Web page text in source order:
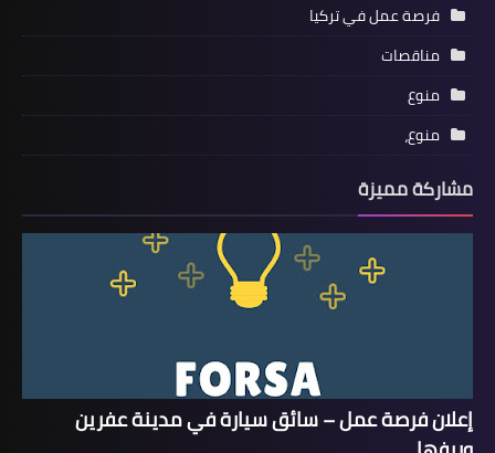
فرصة عمل في تركيا
مناقصات
منوع
منوع،
مشاركة مميزة
إعلان فرصة عمل – سائق سيارة في مدينة عفرين